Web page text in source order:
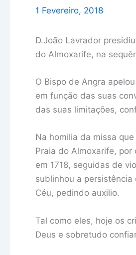
1 Fevereiro, 2018
D.João Lavrador
do Almoxarife, na
O Bispo de Angra
em função das suas
das suas limitações,
Na homilia da missa
Praia do Almoxarife,
em 1718, seguidas de
sublinhou a
Céu, pedindo auxilio.
Tal como eles, hoje os
Deus e sobretudo